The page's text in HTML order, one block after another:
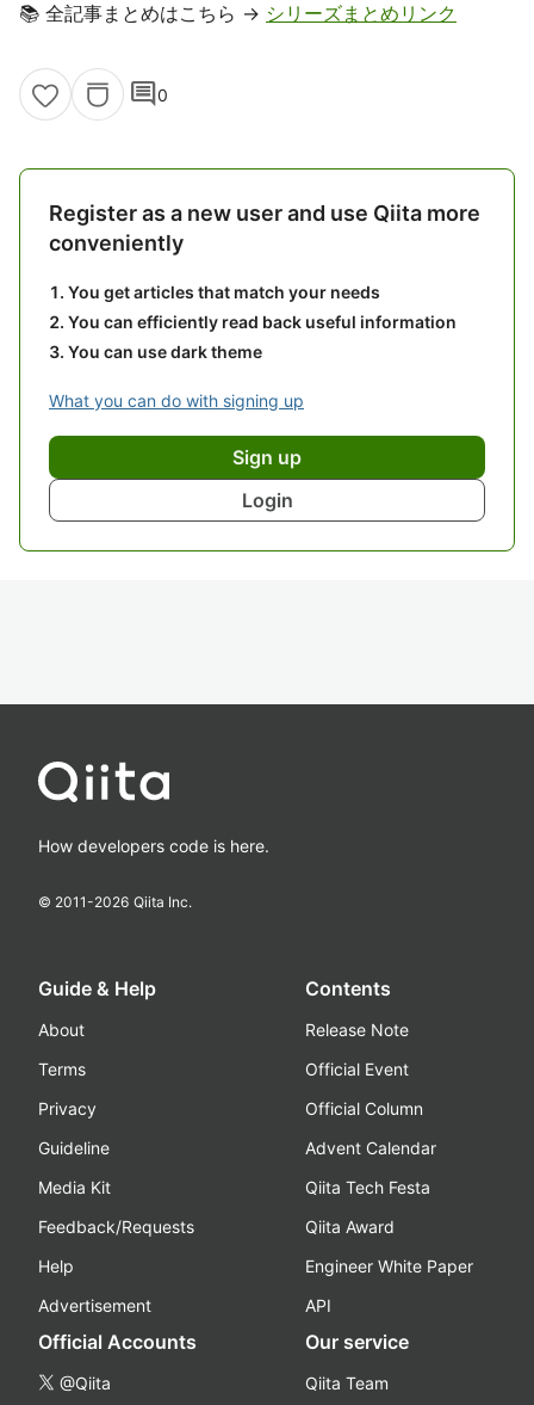
📚 全記事まとめはこちら → シリーズまとめリンク
comment0
Register as a new user and use Qiita more
conveniently
You get articles that match your needs
You can efficiently read back useful information
You can use dark theme
What you can do with signing up
Sign up
Login
How developers code is here.
© 2011-2026 Qiita Inc.
Guide & Help
About
Terms
Privacy
Guideline
Media Kit
Feedback/Requests
Help
Advertisement
Contents
Release Note
Official Event
Official Column
Advent Calendar
Qiita Tech Festa
Qiita Award
Engineer White Paper
API
Official Accounts
@Qiita
Our service
Qiita Team